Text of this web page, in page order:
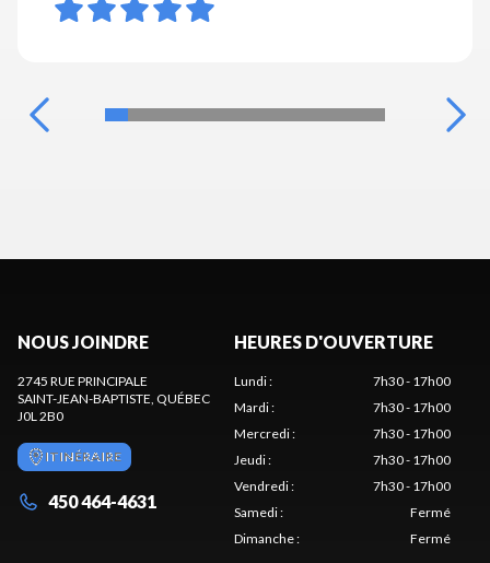
NOUS JOINDRE
2745 RUE PRINCIPALE
SAINT-JEAN-BAPTISTE , QUÉBEC
J0L 2B0
ITINÉRAIRE
450 464-4631
HEURES D'OUVERTURE
Lundi:
7h30 - 17h00
Mardi:
7h30 - 17h00
Mercredi:
7h30 - 17h00
Jeudi:
7h30 - 17h00
Vendredi:
7h30 - 17h00
Samedi:
Fermé
Dimanche: Fermé